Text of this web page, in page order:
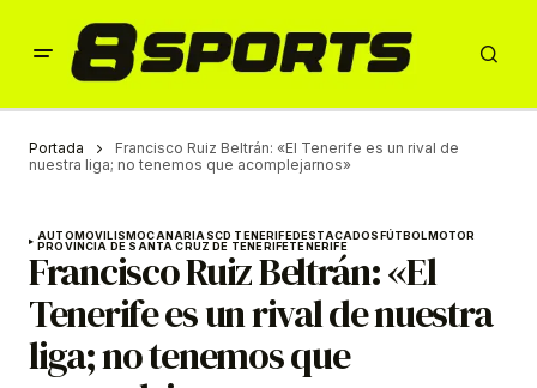
Portada
Francisco Ruiz Beltrán: «El Tenerife es un rival de
nuestra liga; no tenemos que acomplejarnos»
AUTOMOVILISMOCANARIASCD TENERIFEDESTACADOSFÚTBOLMOTOR
PROVINCIA DE SANTA CRUZ DE TENERIFETENERIFE
Francisco Ruiz Beltrán: «El
Tenerife es un rival de nuestra
liga; no tenemos que